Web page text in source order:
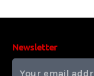
Newsletter